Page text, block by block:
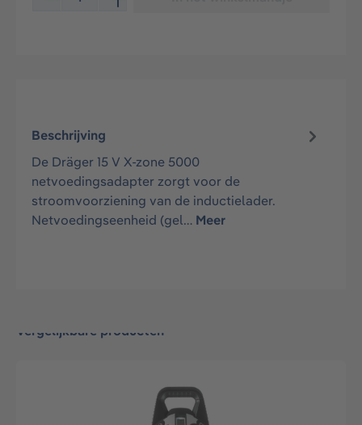
Beschrijving
De Dräger 15 V X-zone 5000
netvoedingsadapter zorgt voor de
stroomvoorziening van de inductielader.
Netvoedingseenheid (gel… Meer
Vergelijkbare producten